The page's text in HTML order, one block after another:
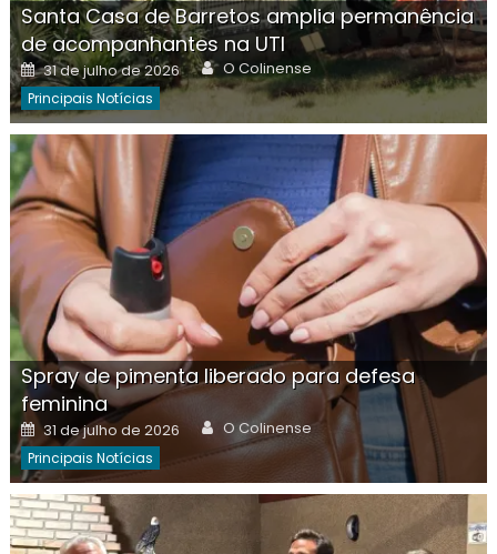
Santa Casa de Barretos amplia permanência
de acompanhantes na UTI
Posted
on
31 de julho de 2026 Author
O Colinense
Principais Notícias
Spray de pimenta liberado para defesa
feminina
Posted
on
31 de julho de 2026 Author
O Colinense
Principais Notícias